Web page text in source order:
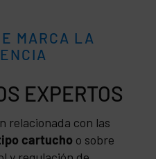
MARCA LA
relacionada con las
cartucho o sobre